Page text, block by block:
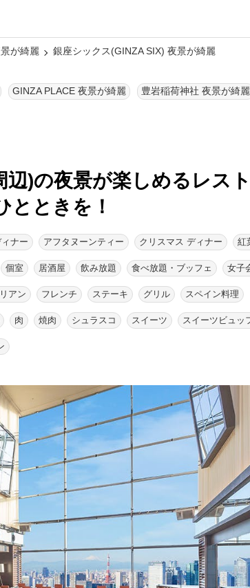
が綺麗 銀座シックス(GINZA SIX) 夜景が綺麗
GINZA PLACE 夜景が綺麗 豊岩稲荷神社 夜景が綺麗
)の夜景が楽しめるレス
とときを！
ナー アフタヌーンティー クリスマス ディナー 紅
個室 居酒屋 飲み放題 食べ放題・ブッフェ 女子
アン フレンチ ステーキ グリル スペイン料理
肉 焼肉 シュラスコ スイーツ スイーツビュッ